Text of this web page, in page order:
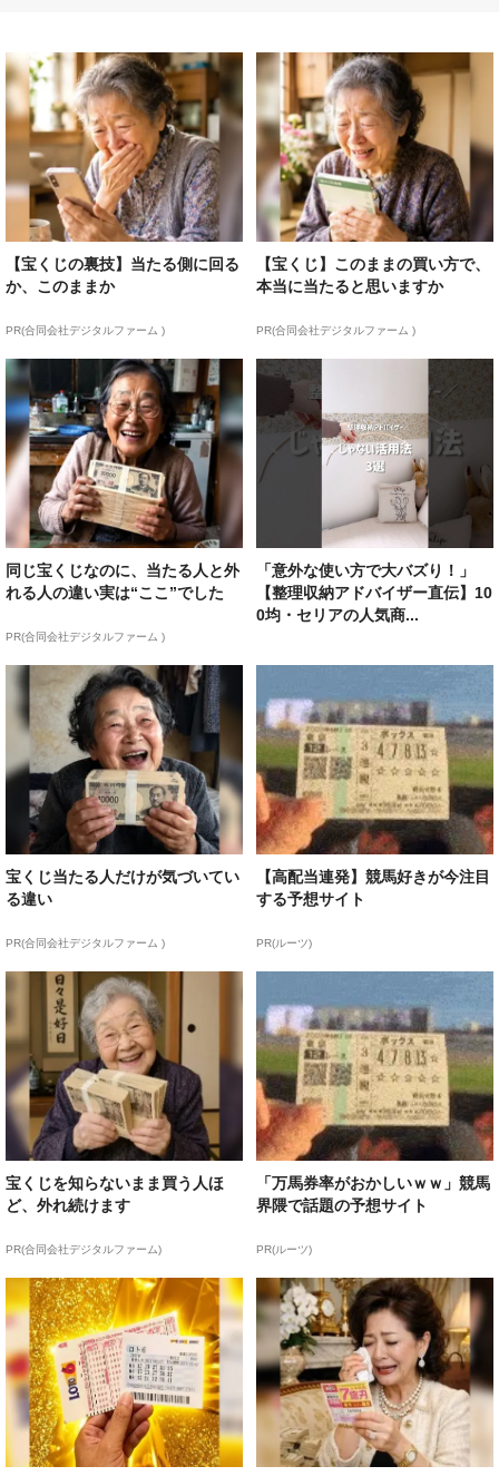
【宝くじの裏技】当たる側に回る
か、このままか
PR(合同会社デジタルファーム )
【宝くじ】このままの買い方で、
本当に当たると思いますか
PR(合同会社デジタルファーム )
同じ宝くじなのに、当たる人と外
れる人の違い実は“ここ”でした
PR(合同会社デジタルファーム )
「意外な使い方で大バズり！」
【整理収納アドバイザー直伝】10
0均・セリアの人気商...
宝くじ当たる人だけが気づいてい
る違い
PR(合同会社デジタルファーム )
【高配当連発】競馬好きが今注目
する予想サイト
PR(ルーツ)
宝くじを知らないまま買う人ほ
ど、外れ続けます
PR(合同会社デジタルファーム)
「万馬券率がおかしいｗｗ」競馬
界隈で話題の予想サイト
PR(ルーツ)